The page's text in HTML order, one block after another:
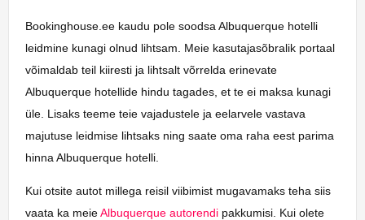
Bookinghouse.ee kaudu pole soodsa Albuquerque hotelli
leidmine kunagi olnud lihtsam. Meie kasutajasõbralik portaal
võimaldab teil kiiresti ja lihtsalt võrrelda erinevate
Albuquerque hotellide hindu tagades, et te ei maksa kunagi
üle. Lisaks teeme teie vajadustele ja eelarvele vastava
majutuse leidmise lihtsaks ning saate oma raha eest parima
hinna Albuquerque hotelli.
Kui otsite autot millega reisil viibimist mugavamaks teha siis
vaata ka meieAlbuquerque autorendi pakkumisi. Kui olete